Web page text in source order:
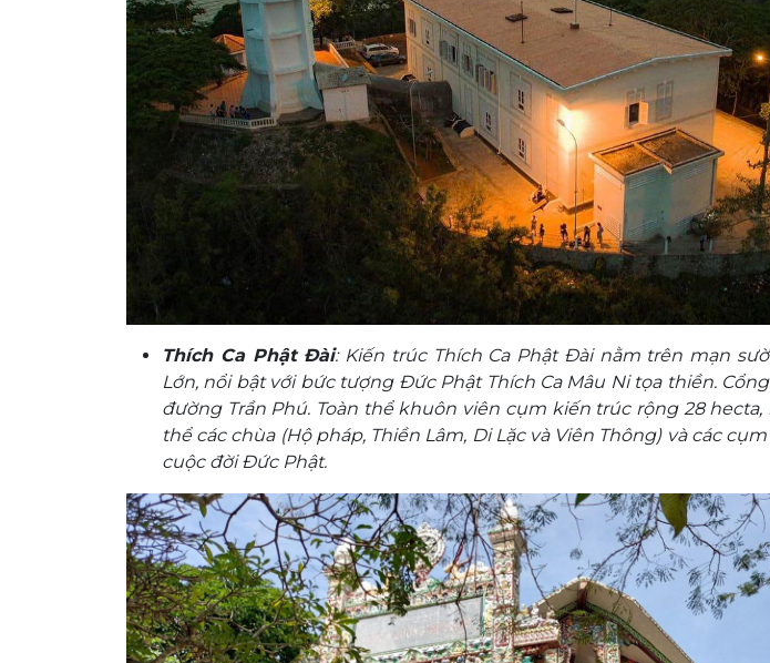
Thích Ca Phật Đài: Kiến trúc Thích Ca Phật Đài nằm trên mạn
Lớn, nổi bật với bức tượng Đức Phật Thích Ca Mâu Ni tọa thiền.
đường Trần Phú. Toàn thể khuôn viên cụm kiến trúc rộng 28
thể các chùa (Hộ pháp, Thiền Lâm, Di Lặc và Viên Thông) và các
cuộc đời Đức Phật.